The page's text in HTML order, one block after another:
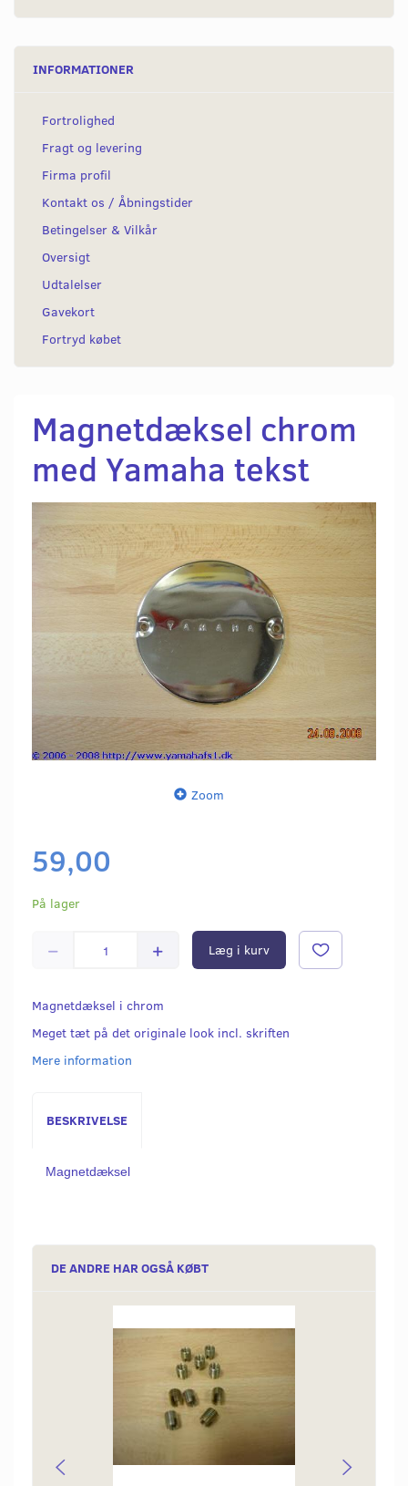
INFORMATIONER
Fortrolighed
Fragt og levering
Firma profil
Kontakt os / Åbningstider
Betingelser & Vilkår
Oversigt
Udtalelser
Gavekort
Fortryd købet
Magnetdæksel chrom
med Yamaha tekst
Zoom
59,00
På lager
Læg i kurv
Magnetdæksel i chrom
Meget tæt på det originale look incl. skriften
Mere information
BESKRIVELSE
Magnetdæksel
DE ANDRE HAR OGSÅ KØBT